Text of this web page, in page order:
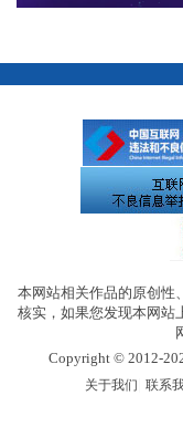
本网站相关作品的原创性
核实，如果您发现本网站
Copyright © 2012-
关于我们 联系